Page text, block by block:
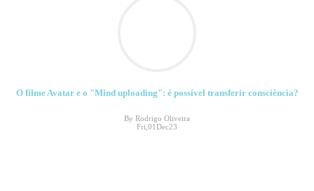
O filme Avatar e o "Mind uploading": é possível transferir consciência?
By Rodrigo Oliveira
Fri,01Dec23